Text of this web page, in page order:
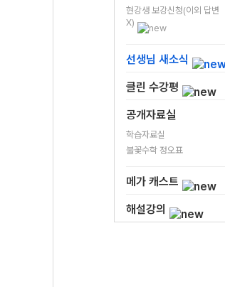
현강생 보강신청(이외 답변
X)
선생님 새소식
클린 수강평
공개자료실
학습자료실
불꽃수학 정오표
메가 캐스트
해설강의